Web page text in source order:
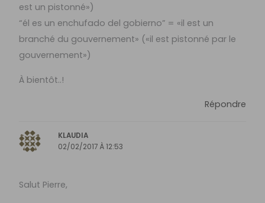
est un pistonné»)
“él es un enchufado del gobierno” = «il est un
branché du gouvernement» («il est pistonné par le
gouvernement»)
À bientôt..!
Répondre
KLAUDIA
02/02/2017 À 12:53
Salut Pierre,